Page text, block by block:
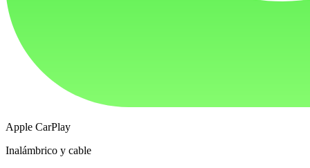
Apple CarPlay
Inalámbrico y cable